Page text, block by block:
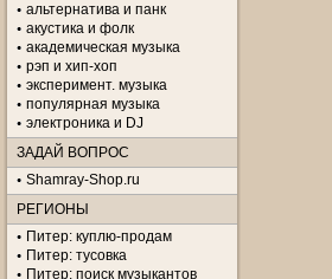
альтернатива и панк
акустика и фолк
академическая музыка
рэп и хип-хоп
эксперимент. музыка
популярная музыка
электроника и DJ
ЗАДАЙ ВОПРОС
Shamray-Shop.ru
РЕГИОНЫ
Питер: куплю-продам
Питер: тусовка
Питер: поиск музыкантов